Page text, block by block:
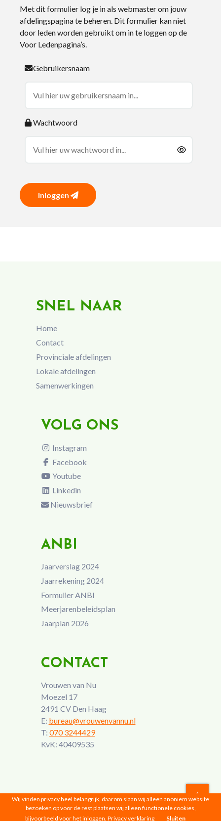
Met dit formulier log je in als webmaster om jouw
afdelingspagina te beheren. Dit formulier kan niet
door leden worden gebruikt om in te loggen op de
Voor Ledenpagina’s.
Gebruikersnaam
Wachtwoord
Inloggen
SNEL NAAR
Home
Contact
Provinciale afdelingen
Lokale afdelingen
Samenwerkingen
VOLG ONS
Instagram
Facebook
Youtube
Linkedin
Nieuwsbrief
ANBI
Jaarverslag 2024
Jaarrekening 2024
Formulier ANBI
Meerjarenbeleidsplan
Jaarplan 2026
CONTACT
Vrouwen van Nu
Moezel 17
2491 CV Den Haag
E: bureau@vrouwenvannu.nl
T: 070 3244429
KvK: 40409535
Vrouwen van Nu © 2026 |Privacyverklaring
Wij vinden privacy heel belangrijk, daarom slaan wij alleen anoniem website
bezoeken op voor de rest plaatsen wij alleen functionele cookies,
bijvoorbeeld voor het inloggen. Privacy verklaring Sluiten